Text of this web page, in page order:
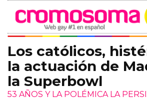
Los católicos,
la actuación de
la Superbowl
53 AÑOS Y LA POLÉMICA LA